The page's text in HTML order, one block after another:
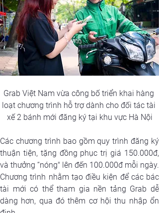
Grab Việt Nam vừa công bố triển khai hàng
loạt chương trình hỗ trợ dành cho đối tác tài
xế 2 bánh mới đăng ký tại khu vực Hà Nội
Các chương trình bao gồm quy trình đăng ký
thuận tiện, tặng đồng phục trị giá 150.000đ,
và thưởng “nóng" lên đến 100.000đ mỗi ngày.
Chương trình nhằm tạo điều kiện để các bác
tài mới có thể tham gia nền tảng Grab dễ
dàng hơn, qua đó thêm cơ hội thu nhập ổn